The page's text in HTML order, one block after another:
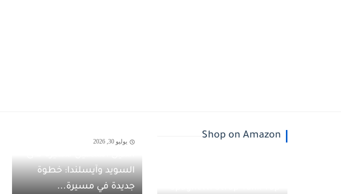
Shop on Amazon
يوليو 30, 2026
السويد وآيسلندا: خطوة
جديدة في مسيرة...